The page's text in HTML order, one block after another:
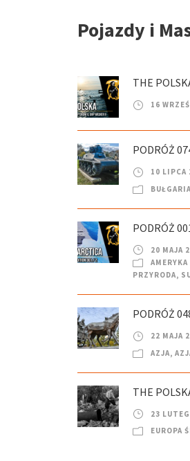
Pojazdy i
THE
16
PODRÓŻ
10 LIPCA
BUŁGARIA
PODRÓŻ
20 MAJA
PRZYRODA,
PODRÓŻ
22 MAJA
AZJA,
THE
23
EUROPA